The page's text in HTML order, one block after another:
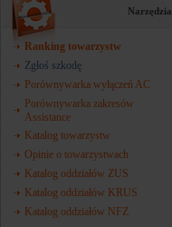
Narzędzia
Ranking towarzystw
Zgłoś szkodę
Porównywarka wyłączeń AC
Porównywarka zakresów
Assistance
Katalog towarzystw
Opinie o towarzystwach
Katalog oddziałów ZUS
Katalog oddziałów KRUS
Katalog oddziałów NFZ